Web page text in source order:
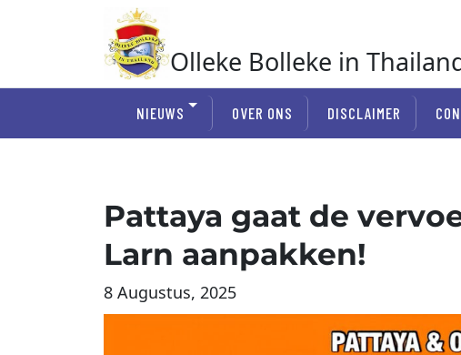
Olleke Bolleke in
NIEUWS OVER ONS DISCLAIMER
Pattaya gaat de
Larn aanpakken!
8 Augustus, 2025